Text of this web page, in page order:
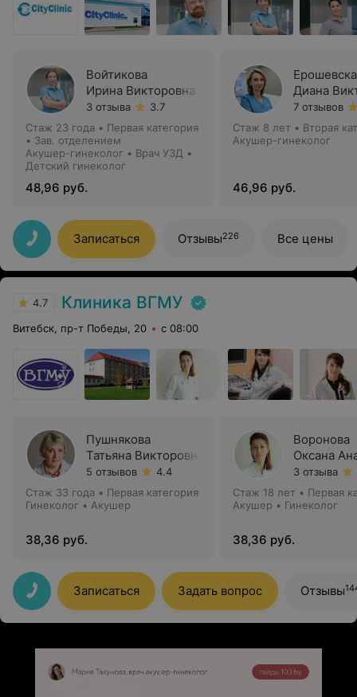
Войтикова
Ирина Викторовна
3 отзыва
3.7
Стаж 23 года • Первая категория
• Зав. отделением
Акушер-гинеколог • Врач УЗД •
Детский гинеколог
48,96 руб.
Диана
7 отзывов
Стаж 8 лет • Вторая
Акушер-гинеколог
46,96 руб.
Записаться Отзывы226 Все цены
4.7 Клиника ВГМУ
Витебск, пр-т Победы, 20 с 08:00
Пушнякова
Татьяна Викторовна
5 отзывов
4.4
Стаж 33 года • Первая категория
Гинеколог • Акушер
38,36 руб.
Воронова
Оксана
3 отзыва
Стаж 18 лет • Первая
Акушер • Гинеколог
38,36 руб.
Записаться Задать вопрос Отзывы